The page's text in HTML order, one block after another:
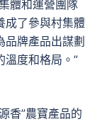
體和運營團隊
成了參與村集體
牌產品出謀劃
溫度和格局。”
香”農寶產品的